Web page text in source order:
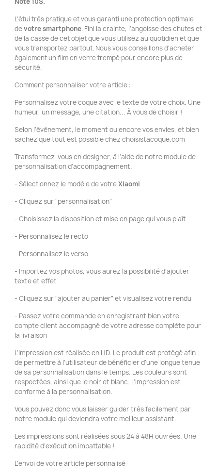
L'étui très pratique et vous garanti une protection optimale
devotre smartphone. Fini la crainte, l'angoisse des chutes et
de la casse de cet objet que vous utilisez au quotidien et que
vous transportez partout. Nous vous conseillons d'acheter
également un film en verre trempé pour encore plus de
sécurité.
Comment personnaliser votre article :
Personnalisez votre coque avec le texte de votre choix. Une
humeur, un message, une citation... À vous de choisir !
Selon l'évènement, le moment ou encore vos envies, et bien
sachez que tout est possible chez choisistacoque.com
Transformez-vous en designer, à l'aide de notre module de
personnalisation d'accompagnement.
- Sélectionnez le modèle de votreXiaomi
- Cliquez sur "personnalisation"
- Choisissez la disposition et mise en page qui vous plaît
- Personnalisez le recto
- Personnalisez le verso
- Importez vos photos, vous aurez la possibilité d'ajouter
texte et effet
- Cliquez sur "ajouter au panier" et visualisez votre rendu
- Passez votre commande en enregistrant bien votre
compte client accompagné de votre adresse complète pour
la livraison
L'impression est réalisée en HD. Le produit est protégé afin
de permettre à l'utilisateur de bénéficier d'une longue tenue
de sa personnalisation dans le temps. Les couleurs sont
respectées, ainsi que le noir et blanc. L'impression est
conforme à la personnalisation.
Vous pouvez donc vous laisser guider très facilement par
notre module qui deviendra votre meilleur assistant.
Les impressions sont réalisées sous 24 à 48H ouvrées. Une
rapidité d'exécution imbattable !
L'envoi de votre article personnalisé :